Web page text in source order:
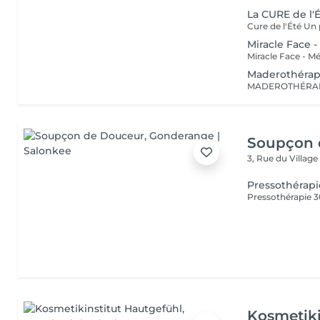
La CURE de
Miracle Face
Soupçon
3, Rue du Village
Pressothérapie